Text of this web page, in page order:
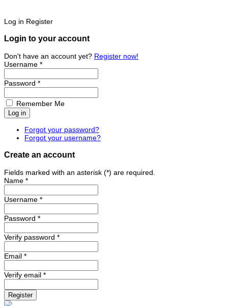
Log in Register
Login to your account
Don't have an account yet? Register now!
Username *
Password *
Remember Me
Forgot your password?
Forgot your username?
Create an account
Fields marked with an asterisk (*) are required.
Name *
Username *
Password *
Verify password *
Email *
Verify email *
Register